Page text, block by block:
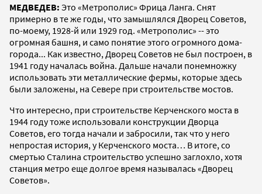
МЕДВЕДЕВ: Это «Метрополис» Фрица Ланга. Снят
примерно в те же годы, что замышлялся Дворец Советов,
по-моему, 1928-й или 1929 год. «Метрополис» -- это
огромная башня, и само понятие этого огромного дома-
города... Как известно, Дворец Советов не был построен, в
1941 году началась война. Дальше начали понемножку
использовать эти металлические фермы, которые здесь
были заложены, на Севере при строительстве мостов.
Что интересно, при строительстве Керченского моста в
1944 году тоже использовали конструкции Дворца
Советов, его тогда начали и забросили, так что у него
непростая история, у Керченского моста… В итоге, со
смертью Сталина строительство успешно заглохло, хотя
станция метро еще долгое время называлась «Дворец
Советов».